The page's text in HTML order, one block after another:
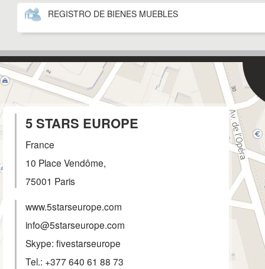
REGISTRO DE BIENES MUEBLES
5 STARS EUROPE
France
10 Place Vendôme,
75001 Paris
www.5starseurope.com
info@5starseurope.com
Skype: fivestarseurope
Tel.: +377 640 61 88 73